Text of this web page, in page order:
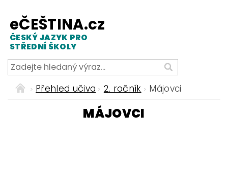
eČEŠTINA.cz
ČESKÝ JAZYK PRO
STŘEDNÍ ŠKOLY
Přehled učiva 2. ročník Májovci
MÁJOVCI